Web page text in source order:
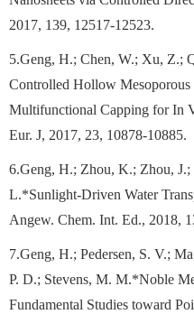
2017, 139, 12517-12523.
5.Geng, H.; Chen, W.; Xu, Z.;
Controlled Hollow
Multifunctional Capping for In
Eur. J, 2017, 23, 10878-10885.
6.Geng, H.; Zhou, K.; Zhou,
L.*Sunlight‐Driven Water
Angew. Chem. Int. Ed., 2018,
7.Geng, H.; Pedersen, S. V.;
P. D.; Stevens, M. M.*Noble
Fundamental Studies toward